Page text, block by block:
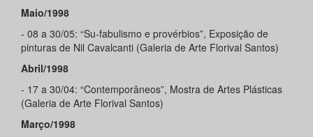
Maio/1998
- 08 a 30/05: “Su-fabulismo e provérbios”, Exposição de
pinturas de Nil Cavalcanti (Galeria de Arte Florival Santos)
Abril/1998
- 17 a 30/04: “Contemporâneos”, Mostra de Artes Plásticas
(Galeria de Arte Florival Santos)
Março/1998